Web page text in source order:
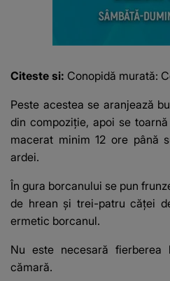
Citeste si: Conopidă murată:
Peste acestea se aranjează
din compoziție, apoi se
macerat minim 12 ore până
ardei.
În gura borcanului se pun
de hrean și trei-patru căței
ermetic borcanul.
Nu este necesară
cămară.